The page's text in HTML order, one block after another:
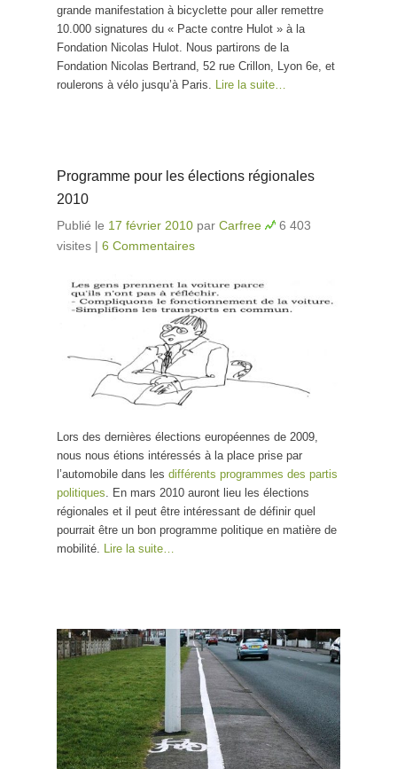
grande manifestation à bicyclette pour aller remettre
10.000 signatures du « Pacte contre Hulot » à la
Fondation Nicolas Hulot. Nous partirons de la
Fondation Nicolas Bertrand, 52 rue Crillon, Lyon 6e, et
roulerons à vélo jusqu’à Paris. Lire la suite…
Programme pour les élections régionales
2010
Publié le 17 février 2010 par Carfree
6 403
visites | 6 Commentaires
Lors des dernières élections européennes de 2009,
nous nous étions intéressés à la place prise par
l’automobile dans les différents programmes des partis
politiques . En mars 2010 auront lieu les élections
régionales et il peut être intéressant de définir quel
pourrait être un bon programme politique en matière de
mobilité. Lire la suite…